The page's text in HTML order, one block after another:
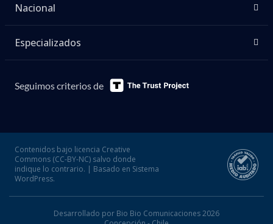
Nacional
Especializados
Seguimos criterios de
Contenidos bajo licencia Creative
Commons (CC-BY-NC) salvo donde
indique lo contrario. | Basado en Sistema
WordPress.
Desarrollado por Bio Bio Comunicaciones 2026